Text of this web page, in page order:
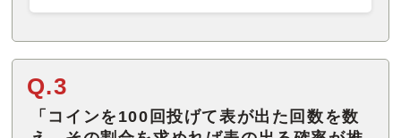
Q.3
「コインを100回投げて表が出た回数を数